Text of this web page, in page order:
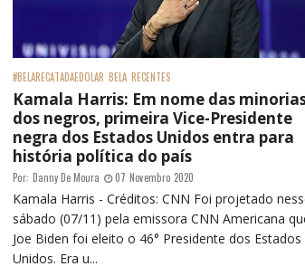
#BELARECATADAEDOLAR BELA RECENTES
Kamala Harris: Em nome das
dos negros, primeira Vice-Presidente
negra dos Estados Unidos entra para
história política do país
Por: Danny De Moura 07 Novembro 2020
Kamala Harris - Créditos: CNN Foi projetado
sábado (07/11) pela emissora CNN Americana
Joe Biden foi eleito o 46° Presidente dos Estados
Unidos. Era u...